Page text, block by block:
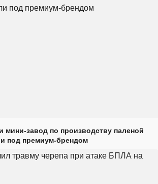
мини-завод по производству паленой
под премиум-брендом